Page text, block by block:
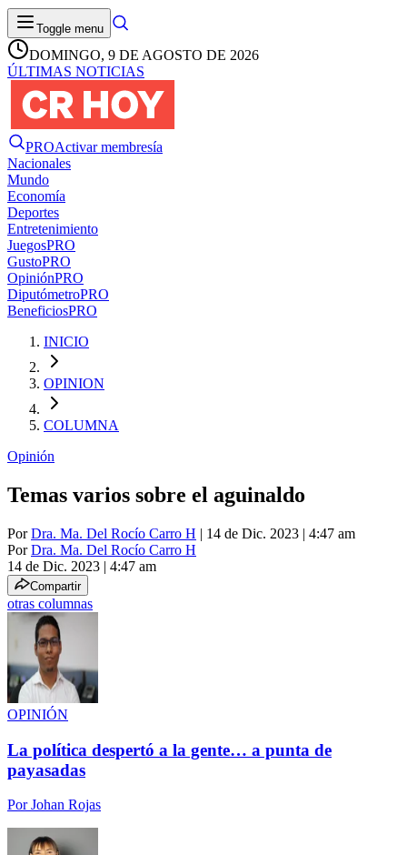
Toggle menu
DOMINGO, 9 DE AGOSTO DE 2026
ÚLTIMAS NOTICIAS
PROActivar membresía
Nacionales
Mundo
Economía
Deportes
Entretenimiento
JuegosPRO
GustoPRO
OpiniónPRO
DiputómetroPRO
BeneficiosPRO
INICIO
OPINION
COLUMNA
Opinión
Temas varios sobre el aguinaldo
PorDra. Ma. Del Rocío Carro H | 14 de Dic. 2023 | 4:47 am
PorDra. Ma. Del Rocío Carro H
14 de Dic. 2023 | 4:47 am
Compartir
otras columnas
OPINIÓN
La política despertó a la gente… a punta de
payasadas
PorJohan Rojas